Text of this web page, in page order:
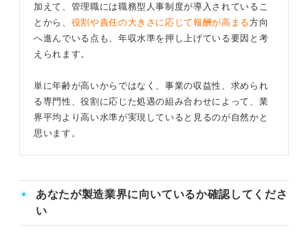
加えて、管理職には職務型人事制度が導入されているこ
とから、 役割や責任の大きさに応じて報酬が高まる方向
へ進んでいる点も、年収水準を押し上げている要因と考
えられます。
単に年齢が高いからではなく、事業の収益性、求められ
る専門性、役割に応じた処遇の組み合わせによって、業
界平均より高い水準が実現していると見るのが自然かと
思います。
あなたが製造業界に向いているか確認してくださ
い